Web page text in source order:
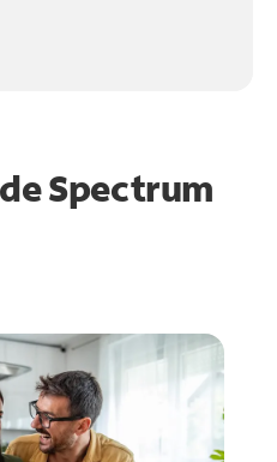
Spectrum